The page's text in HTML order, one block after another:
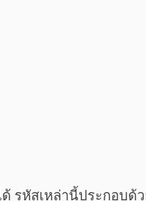
รหัสเหล่านี้ประกอบด้